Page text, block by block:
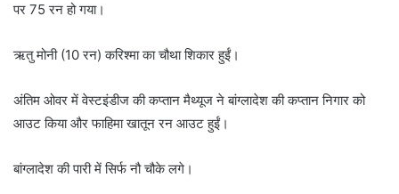
पर 75 रन हो गया।
ऋतु मोनी (10 रन) करिश्मा का चौथा शिकार हुईं।
अंतिम ओवर में वेस्टइंडीज की कप्तान मैथ्यूज ने बांग्लादेश की कप्तान निगार को
आउट किया और फाहिमा खातून रन आउट हुईं।
बांग्लादेश की पारी में सिर्फ नौ चौके लगे।